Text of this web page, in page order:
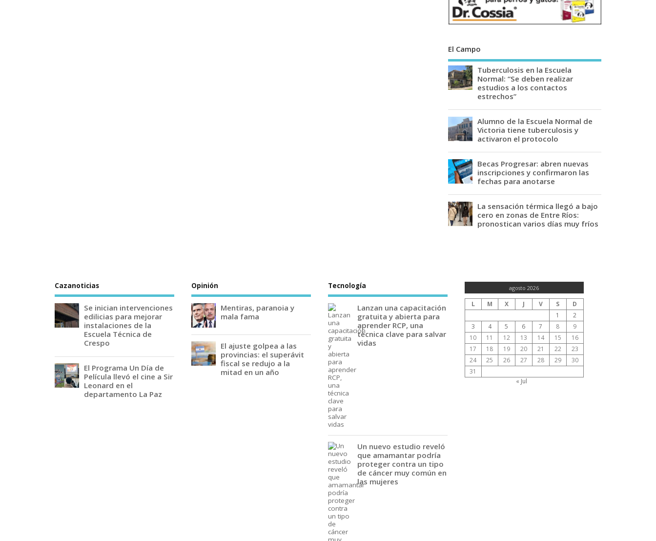
El Campo
Tuberculosis en la Escuela
Normal: “Se deben realizar
estudios a los contactos
estrechos”
Alumno de la Escuela Normal de
Victoria tiene tuberculosis y
activaron el protocolo
Becas Progresar: abren nuevas
inscripciones y confirmaron las
fechas para anotarse
La sensación térmica llegó a bajo
cero en zonas de Entre Ríos:
pronostican varios días muy fríos
Cazanoticias
Se inician intervenciones
edilicias para mejorar
instalaciones de la
Escuela Técnica de
Crespo
El Programa Un Día de
Película llevó el cine a Sir
Leonard en el
departamento La Paz
Opinión
Mentiras, paranoia y
mala fama
El ajuste golpea a las
provincias: el superávit
fiscal se redujo a la
mitad en un año
Tecnología
Lanzan una capacitación
gratuita y abierta para
aprender RCP, una
técnica clave para salvar
vidas
Un nuevo estudio reveló
que amamantar podría
proteger contra un tipo
de cáncer muy común en
las mujeres
agosto 2026
L M X J V S
D
1
2
3
4 5 6 7 8
9
10
11 12 13 14 15
16
17
18 19 20 21 22
23
24
25 26 27 28 29
30
31
« Jul